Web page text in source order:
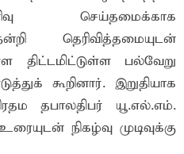
செய்தமைக்காக
தெரிவித்தமையுடன்
திட்டமிட்டுள்ள பல்வேறு
கூறினார். இறுதியாக
தபாலதிபர் யூ.எல்.எம்.
நிகழ்வு முடிவுக்கு